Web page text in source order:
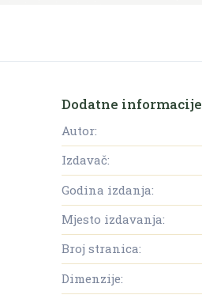
Dodatne informacije
Autor:
Izdavač:
Godina izdanja:
Mjesto izdavanja:
Broj stranica:
Dimenzije: